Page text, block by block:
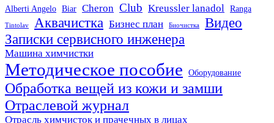
Alberti Angelo Biar Cheron Club Kreussler lanadol Ranga
Tintolav Аквачистка Бизнес план Биочистка
Видео
Записки сервисного инженера
Машина химчистки
Методическое пособие Оборудование
Обработка вещей из кожи и замши
Отраслевой журнал
Отрасль химчисток и прачечных в лицах
Использование Яндекс
Метрики и cookie
Наш сайт использует сервис Яндекс Метрика для
анализа поведения пользователей и улучшения